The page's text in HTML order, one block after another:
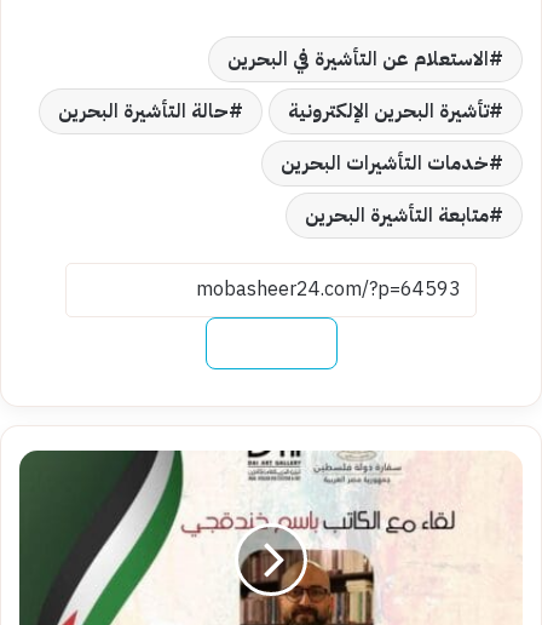
الاستعلام عن التأشيرة في البحرين
تأشيرة البحرين الإلكترونية
حالة التأشيرة البحرين
خدمات التأشيرات البحرين
متابعة التأشيرة البحرين
باسم